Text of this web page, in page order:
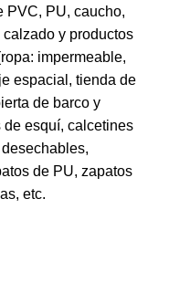
PVC, PU, caucho,
y productos
impermeable,
espacial, tienda de
de barco y
de esquí, calcetines
de PU, zapatos
etc.